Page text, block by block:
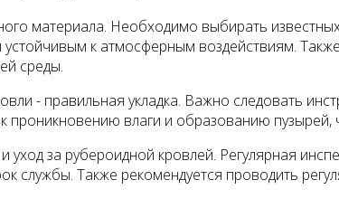
материала. Необходимо выбирать
к атмосферным воздействиям.
среды.
- правильная укладка. Важно следовать
влаги и образованию пузырей,
за рубероидной кровлей. Регулярная
службы. Также рекомендуется проводить